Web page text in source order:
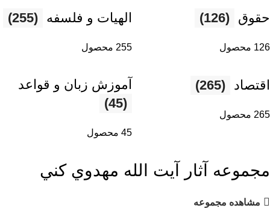
حقوق (126)
126 محصول
الهیات و فلسفه (255)
255 محصول
اقتصاد (265)
265 محصول
آموزش زبان و قواعد
(45)
45 محصول
مجموعه آثار آيت الله مهدوي كني
مشاهده مجموعه